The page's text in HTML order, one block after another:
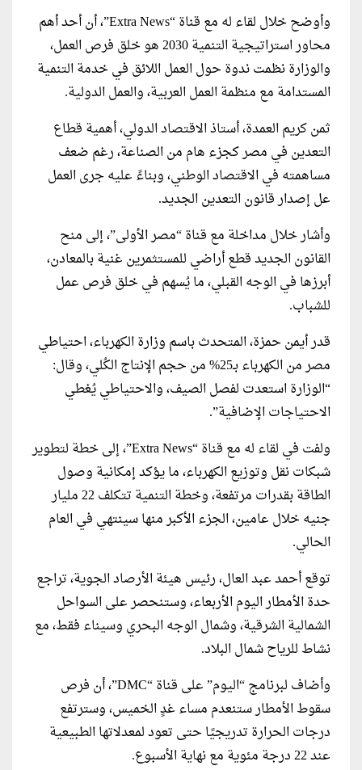
وأوضح خلال لقاء له مع قناة “Extra News”، أن أحد أهم
محاور استراتيجية التنمية 2030 هو خلق فرص العمل،
والوزارة نظمت ندوة حول العمل اللائق في خدمة التنمية
المستدامة مع منظمة العمل العربية، والعمل الدولية.
ثمن كريم العمدة، أستاذ الاقتصاد الدولي، أهمية قطاع
التعدين في مصر كجزء هام من الصناعة، رغم ضعف
مساهمته في الاقتصاد الوطني، وبناءً عليه جرى العمل
عل إصدار قانون التعدين الجديد.
وأشار خلال مداخلة مع قناة “مصر الأولى”، إلى منح
القانون الجديد قطع أراضي للمستثمرين غنية بالمعادن،
أبرزها في الوجه القبلي، ما يُسهم في خلق فرص عمل
للشباب.
قدر أيمن حمزة، المتحدث باسم وزارة الكهرباء، احتياطي
مصر من الكهرباء بـ25% من حجم الإنتاج الكُلي، وقال:
“الوزارة استعدت لفصل الصيف، والاحتياطي يُغطي
الاحتياجات الإضافية”.
ولفت في لقاء له مع قناة “Extra News”، إلى خطة لتطوير
شبكات نقل وتوزيع الكهرباء، ما يؤكد إمكانية وصول
الطاقة بقدرات مرتفعة، وخطة التنمية تتكلف 22 مليار
جنيه خلال عامين، الجزء الأكبر منها سينتهي في العام
الحالي.
توقع أحمد عبد العال، رئيس هيئة الأرصاد الجوية، تراجع
حدة الأمطار اليوم الأربعاء، وستنحصر على السواحل
الشمالية الشرقية، وشمال الوجه البحري وسيناء فقط، مع
نشاط للرياح شمال البلاد.
وأضاف لبرنامج “اليوم” على قناة “DMC”، أن فرص
سقوط الأمطار ستنعدم مساء غدٍ الخميس، وسترتفع
درجات الحرارة تدريجيًا حتى تعود لمعدلاتها الطبيعية
عند 22 درجة مئوية مع نهاية الأسبوع.